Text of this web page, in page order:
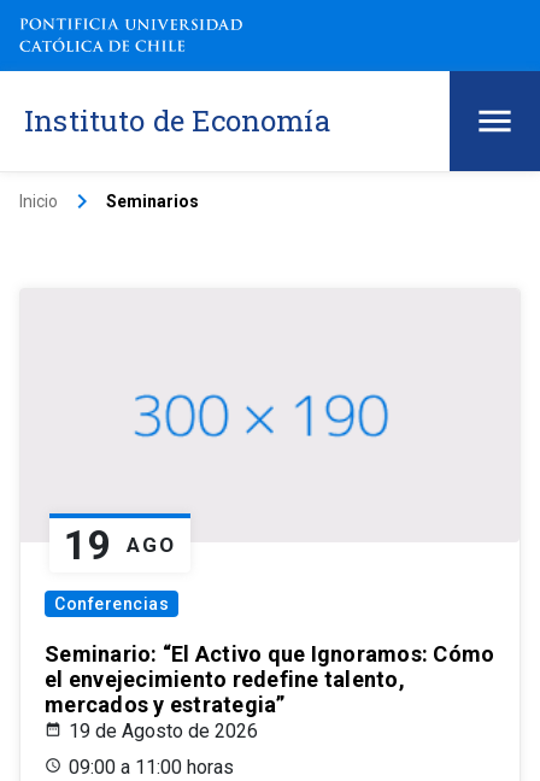
Instituto de Economía
Inicio keyboard_arrow_right Seminarios
19 AGO
Conferencias
Seminario: “El Activo que Ignoramos: Cómo
el envejecimiento redefine talento,
mercados y estrategia”
19 de Agosto de 2026
09:00 a 11:00 horas